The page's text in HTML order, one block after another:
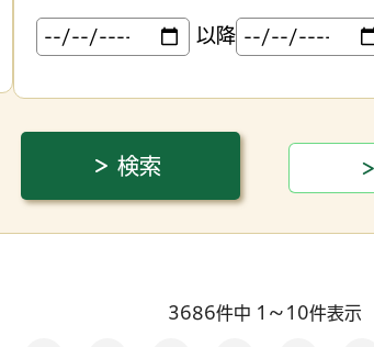
以降
3686件中 1～10件表示